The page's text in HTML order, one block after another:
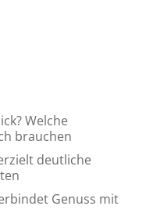
Welche
brauchen
deutliche
Genuss mit